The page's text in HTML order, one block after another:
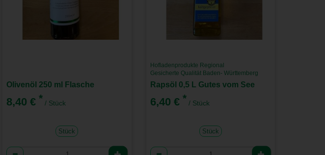
Olivenöl 250 ml Flasche
8,40 € * / Stück
Stück
Anzahl
Hofladenprodukte Regional
Gesicherte Qualität Baden- Württemberg
Rapsöl 0,5 L Gutes vom See
6,40 €* / Stück
Stück
Anzahl